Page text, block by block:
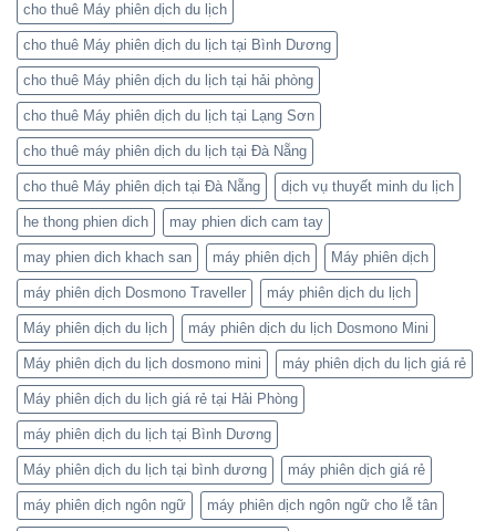
cho thuê Máy phiên dịch du lịch
cho thuê Máy phiên dịch du lịch tại Bình Dương
cho thuê Máy phiên dịch du lịch tại hải phòng
cho thuê Máy phiên dịch du lịch tại Lạng Sơn
cho thuê máy phiên dịch du lịch tại Đà Nẵng
cho thuê Máy phiên dịch tại Đà Nẵng dịch vụ thuyết minh du lịch
he thong phien dich may phien dich cam tay
may phien dich khach san máy phiên dịch Máy phiên dịch
máy phiên dịch Dosmono Traveller máy phiên dịch du lịch
Máy phiên dịch du lịch máy phiên dịch du lịch Dosmono Mini
Máy phiên dịch du lịch dosmono mini máy phiên dịch du lịch giá rẻ
Máy phiên dịch du lịch giá rẻ tại Hải Phòng
máy phiên dịch du lịch tại Bình Dương
Máy phiên dịch du lịch tại bình dương máy phiên dịch giá rẻ
máy phiên dịch ngôn ngữ máy phiên dịch ngôn ngữ cho lễ tân